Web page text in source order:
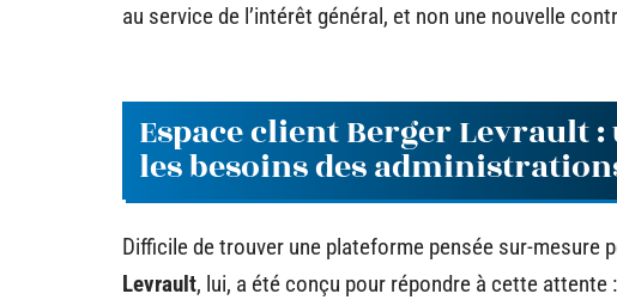
au service de l’intérêt général, et non une nouvelle
Espace client Berger Levrault
les besoins des
Difficile de trouver une plateforme pensée sur-mesure
Levrault, lui, a été conçu pour répondre à cette